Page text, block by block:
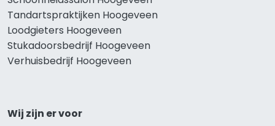
Tandartspraktijken Hoogeveen
Loodgieters Hoogeveen
Stukadoorsbedrijf Hoogeveen
Verhuisbedrijf Hoogeveen
Wij zijn er voor